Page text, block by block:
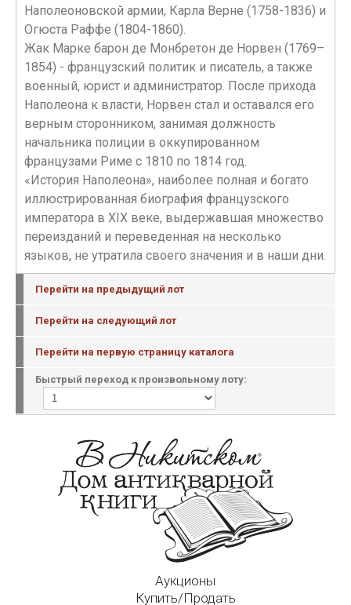
Наполеоновской армии, Карла Верне (1758-1836) и
Огюста Раффе (1804-1860).
Жак Марке барон де Монбретон де Норвен (1769–
1854) - французский политик и писатель, а также
военный, юрист и администратор. После прихода
Наполеона к власти, Норвен стал и оставался его
верным сторонником, занимая должность
начальника полиции в оккупированном
французами Риме с 1810 по 1814 год.
«История Наполеона», наиболее полная и богато
иллюстрированная биография французского
императора в XIX веке, выдержавшая множество
переизданий и переведенная на несколько
языков, не утратила своего значения и в наши дни.
Перейти на предыдущий лот
Перейти на следующий лот
Перейти на первую страницу каталога
Быстрый переход к произвольному лоту:
Аукционы
Купить/Продать